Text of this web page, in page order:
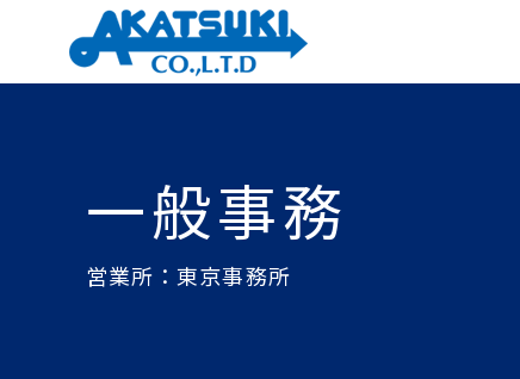
一般事務
営業所：東京事務所